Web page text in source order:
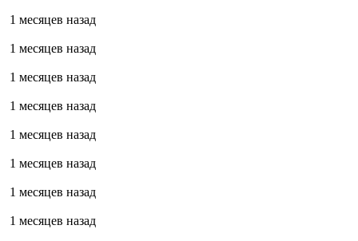
1 месяцев назад
1 месяцев назад
1 месяцев назад
1 месяцев назад
1 месяцев назад
1 месяцев назад
1 месяцев назад
1 месяцев назад